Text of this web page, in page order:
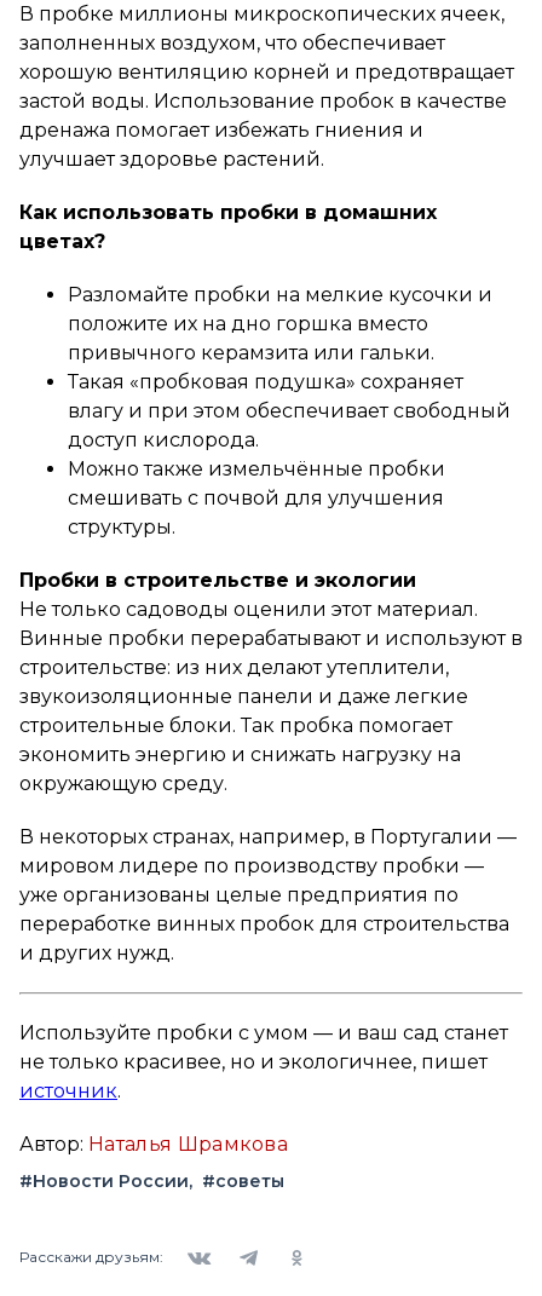
В пробке миллионы микроскопических ячеек,
заполненных воздухом, что обеспечивает
хорошую вентиляцию корней и предотвращает
застой воды. Использование пробок в качестве
дренажа помогает избежать гниения и
улучшает здоровье растений.
Как использовать пробки в домашних
цветах?
Разломайте пробки на мелкие кусочки и
положите их на дно горшка вместо
привычного керамзита или гальки.
Такая «пробковая подушка» сохраняет
влагу и при этом обеспечивает свободный
доступ кислорода.
Можно также измельчённые пробки
смешивать с почвой для улучшения
структуры.
Пробки в строительстве и экологии
Не только садоводы оценили этот материал.
Винные пробки перерабатывают и используют в
строительстве: из них делают утеплители,
звукоизоляционные панели и даже легкие
строительные блоки. Так пробка помогает
экономить энергию и снижать нагрузку на
окружающую среду.
В некоторых странах, например, в Португалии —
мировом лидере по производству пробки —
уже организованы целые предприятия по
переработке винных пробок для строительства
и других нужд.
Используйте пробки с умом — и ваш сад станет
не только красивее, но и экологичнее, пишет
источник.
Автор: Наталья Шрамкова
#Новости России #советы
Расскажи друзьям: